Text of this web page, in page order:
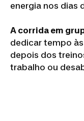
energia nos dias
A corrida em
dedicar tempo
depois dos
trabalho ou